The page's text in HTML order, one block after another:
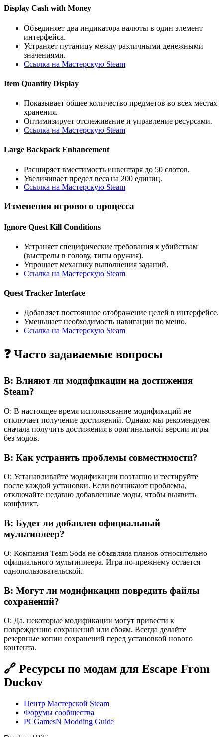
Display Cash with Money
Объединяет два индикатора валюты в один элемент
интерфейса.
Устраняет путаницу между различными денежными
значениями.
Ссылка на Мастерскую Steam
Item Quantity Display
Показывает общее количество предметов во всех местах
хранения.
Оптимизирует отслеживание и управление ресурсами.
Ссылка на Мастерскую Steam
Large Backpack Enhancement
Расширяет вместимость инвентаря до 50 слотов.
Увеличивает предел веса на 200 единиц.
Ссылка на Мастерскую Steam
Изменения игрового процесса
Ignore Quest Kill Conditions
Устраняет специфические требования к убийствам
(выстрелы в голову, типы оружия).
Упрощает механику выполнения заданий.
Ссылка на Мастерскую Steam
Quest Tracker Interface
Добавляет постоянное отображение целей в интерфейсе.
Уменьшает необходимость навигации по меню.
Ссылка на Мастерскую Steam
❓ Часто задаваемые вопросы
В: Влияют ли модификации на достижения
Steam?
О: В настоящее время использование модификаций не
отключает получение достижений. Однако мы рекомендуем
сначала получить достижения в оригинальной версии игры
без модов.
В: Как устранить проблемы совместимости?
О: Устанавливайте модификации поэтапно и тестируйте
после каждой установки. Если возникают проблемы,
отключайте недавно добавленные моды, чтобы выявить
конфликт.
В: Будет ли добавлен официальный
мультиплеер?
О: Компания Team Soda не объявляла планов относительно
официального мультиплеера. Игра по-прежнему остается
однопользовательской.
В: Могут ли модификации повредить файлы
сохранений?
О: Да, некоторые модификации могут привести к
повреждению сохранений или сбоям. Всегда делайте
резервные копии сохранений перед установкой нового
контента.
🔗 Ресурсы по модам для Escape From
Duckov
Центр Мастерской Steam
Форумы сообщества
PCGamesN Modding Guide